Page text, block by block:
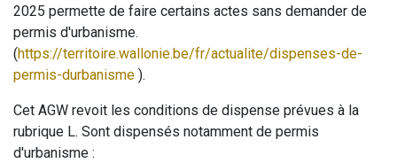
2025 permette de faire certains actes sans demander de
permis d'urbanisme.
(https://territoire.wallonie.be/fr/actualite/dispenses-de-
permis-durbanisme ).
Cet AGW revoit les conditions de dispense prévues à la
rubrique L. Sont dispensés notamment de permis
d'urbanisme :